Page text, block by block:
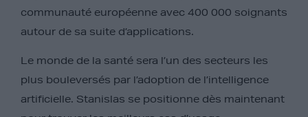
communauté européenne avec 400 000 soignants
autour de sa suite d’applications.
Le monde de la santé sera l’un des secteurs les
plus bouleversés par l’adoption de l’intelligence
artificielle. Stanislas se positionne dès maintenant